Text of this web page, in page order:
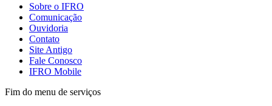
Sobre o IFRO
Comunicação
Ouvidoria
Contato
Site Antigo
Fale Conosco
IFRO Mobile
Fim do menu de serviços